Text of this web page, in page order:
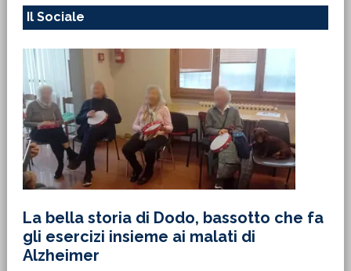
Il Sociale
La bella storia di Dodo, bassotto che fa
gli esercizi insieme ai malati di
Alzheimer